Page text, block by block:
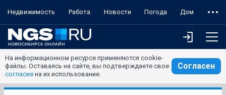
Недвижимость Работа Новости Погода Дом
На информационном ресурсе применяются cookie-
файлы. Оставаясь на сайте, вы подтверждаете свое
согласие на их использование.
Согласен